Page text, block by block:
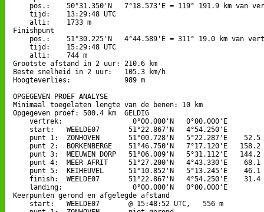
pos.:    50°31.350'N   7°18.573'E = 119° 191.9 km van
    tijd:    13:29:48 UTC
    alti:    1733 m
Finishpunt
pos.:    51°30.225'N   4°44.589'E = 311° 19.0 km van
    tijd:    15:29:48 UTC
    alti:    744 m
Grootste afstand in 2 uur: 210.6 km
Beste snelheid in 2 uur:   105.3 km/h
Hoogteverlies:             989 m
OPGEGEVEN PROEF ANALYSE
Minimaal toegelaten lengte van de benen: 10 km
Opgegeven proef: 500.4 km  GELDIG
    vertrek:                 0°00.000'N   0°00.000'E
    start:   WEELDE07       51°22.867'N   4°54.250'E
punt 1:  ZONHOVEN       51°00.728'N   5°22.287'E    52.5
punt 2:  BORKENBERGE    51°46.750'N   7°17.120'E   158.2
punt 3:  MEEUWEN DORP   51°06.009'N   5°31.112'E   144.2
punt 4:  MEER AFRIT     51°27.200'N   4°43.330'E    68.1
punt 5:  KEIHEUVEL      51°10.852'N   5°13.245'E    46.1
finish:  WEELDE07       51°22.867'N   4°54.250'E    31.4
    landing:                 0°00.000'N   0°00.000'E
Keerpunten gerond en afgelegde afstand
    start:   WEELDE07       @ 15:48:52 UTC,   556 m